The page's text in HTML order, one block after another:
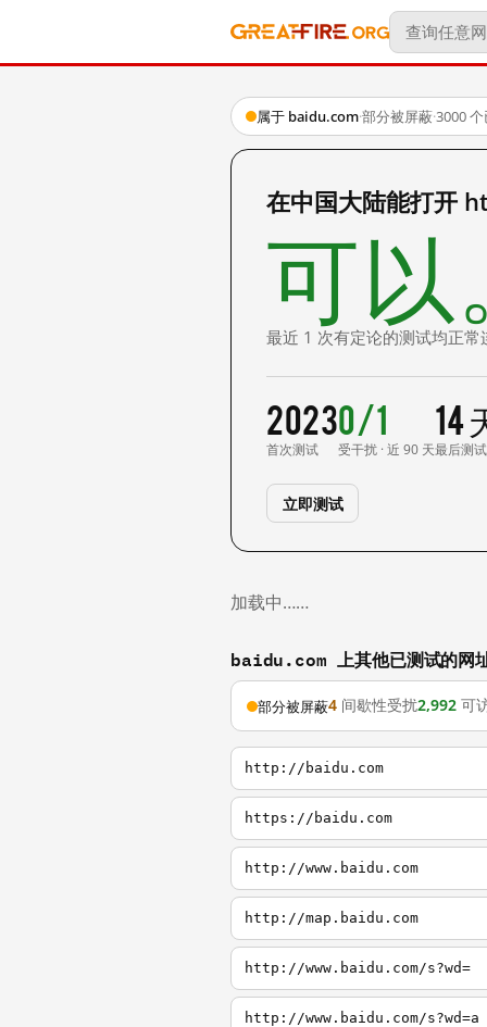
属于 baidu.com·部分被屏蔽·3000
在中国大陆能打开
可以
最近 1 次有定论的测试均正常
2023
首次测试
0/1
受干扰 · 近 90 天
14
最后测试
立即测试
加载中……
baidu.com 上其他已测试的网
部分被屏蔽4 间歇性受扰2,992 可
http://baidu.com
https://baidu.com
http://www.baidu.com
http://map.baidu.com
http://www.baidu.com/s?wd=
http://www.baidu.com/s?wd=a